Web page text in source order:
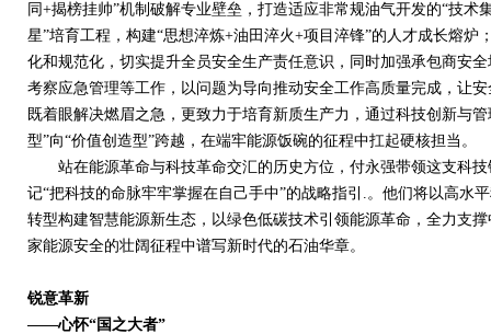
同 +揭榜挂帅”机制破解专业壁垒，打造适应非常规油气开发的“技术
星”培育工程，构建“思想淬炼+油田淬火+项目淬锋”的人才成长熔炉
化和规范化，切实提升全员安全生产责任意识，同时加强承包商安
考察应急管理等工作，以问题为导向推动安全工作高质量完成，让
既着眼解决燃眉之急，更致力于培育新质生产力，通过科技创新与
型”向“价值创造型”跨越，在端牢能源饭碗的征程中扛起硬核担当。
站在能源革命与科技革命交汇的历史方位，付永强带领这支科技
记“把科技的命脉牢牢掌握在自己手中”的战略指引 .。他们将以高水
转型构建智慧能源新生态，以绿色低碳技术引领能源革命，全力支
家能源安全的壮阔征程中谱写新时代的石油华章。
锐意革新
——心怀“国之大者”